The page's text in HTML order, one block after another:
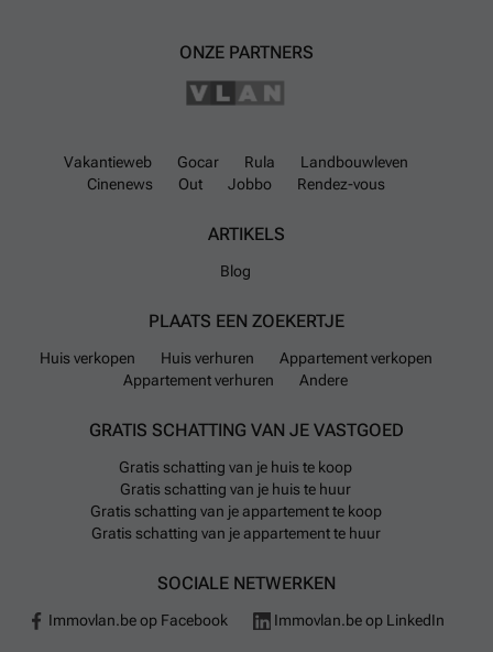
ONZE PARTNERS
Vakantieweb Gocar Rula
Landbouwleven
Cinenews
Out Jobbo Rendez-vous
ARTIKELS
Blog
PLAATS EEN ZOEKERTJE
Huis verkopen Huis verhuren
Appartement verkopen
Appartement verhuren
Andere
GRATIS SCHATTING VAN JE VASTGOED
Gratis schatting van je huis te koop
Gratis schatting van je huis te huur
Gratis schatting van je appartement te koop
Gratis schatting van je appartement te huur
SOCIALE NETWERKEN
Immovlan.be op Facebook Immovlan.be op LinkedIn